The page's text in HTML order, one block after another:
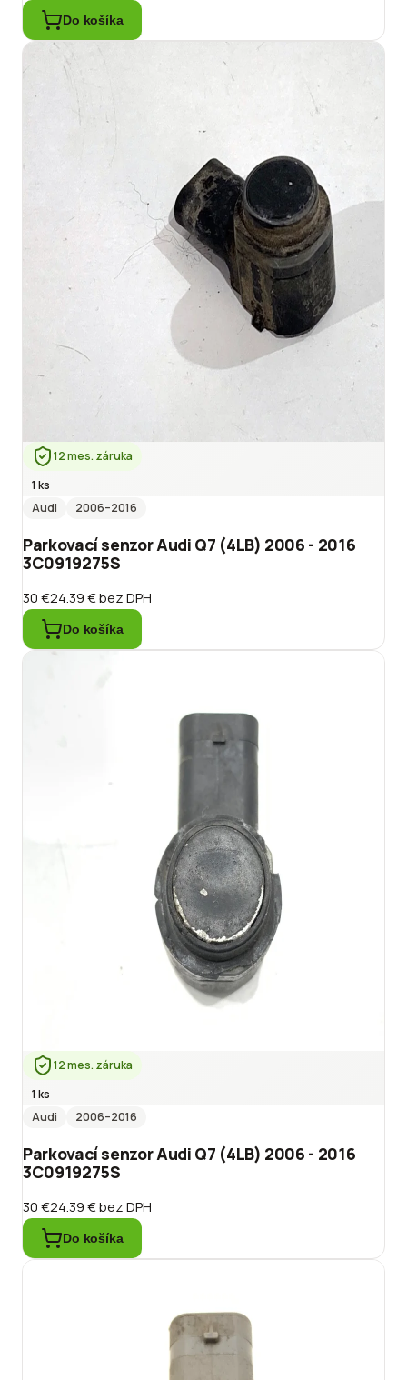
Do košíka
12 mes. záruka
1 ks
Audi
2006–2016
Parkovací senzor Audi Q7 (4LB) 2006 - 2016
3C0919275S
30 €24.39 €bez DPH
Do košíka
12 mes. záruka
1 ks
Audi
2006–2016
Parkovací senzor Audi Q7 (4LB) 2006 - 2016
3C0919275S
30 €24.39 €bez DPH
Do košíka